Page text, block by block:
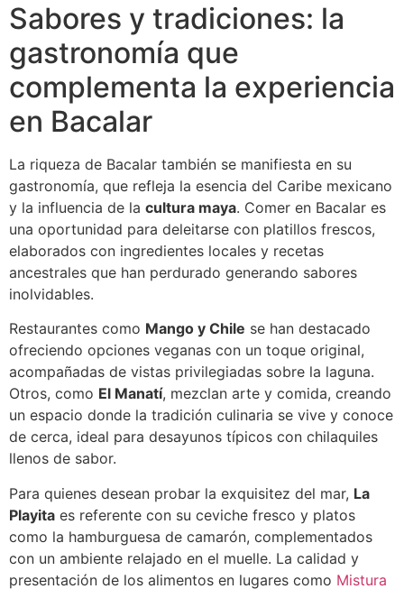
Sabores y tradiciones: la
gastronomía que
complementa la experiencia
en Bacalar
La riqueza de Bacalar también se manifiesta en su
gastronomía, que refleja la esencia del Caribe mexicano
y la influencia de la cultura maya. Comer en Bacalar es
una oportunidad para deleitarse con platillos frescos,
elaborados con ingredientes locales y recetas
ancestrales que han perdurado generando sabores
inolvidables.
Restaurantes como Mango y Chile se han destacado
ofreciendo opciones veganas con un toque original,
acompañadas de vistas privilegiadas sobre la laguna.
Otros, como El Manatí, mezclan arte y comida, creando
un espacio donde la tradición culinaria se vive y conoce
de cerca, ideal para desayunos típicos con chilaquiles
llenos de sabor.
Para quienes desean probar la exquisitez del mar, La
Playita es referente con su ceviche fresco y platos
como la hamburguesa de camarón, complementados
con un ambiente relajado en el muelle. La calidad y
presentación de los alimentos en lugares como Mistura